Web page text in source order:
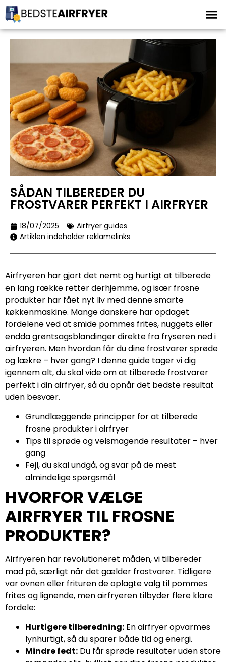
SÅDAN TILBEREDER DU
FROSTVARER PERFEKT I AIRFRYER
18/07/2025
Airfryer guides
Artiklen indeholder reklamelinks
Airfryeren har gjort det nemt og hurtigt at tilberede
en lang række retter derhjemme, og især frosne
produkter har fået nyt liv med denne smarte
køkkenmaskine. Mange danskere har opdaget
fordelene ved at smide pommes frites, nuggets eller
endda grøntsagsblandinger direkte fra fryseren ned i
airfryeren. Men hvordan får du dine frostvarer sprøde
og lækre – hver gang? I denne guide tager vi dig
igennem alt, du skal vide om at tilberede frostvarer
perfekt i din airfryer, så du opnår det bedste resultat
uden besvær.
Grundlæggende principper for at tilberede
frosne produkter i airfryer
Tips til sprøde og velsmagende resultater – hver
gang
Fejl, du skal undgå, og svar på de mest
almindelige spørgsmål
HVORFOR VÆLGE
AIRFRYER TIL FROSNE
PRODUKTER?
Airfryeren har revolutioneret måden, vi tilbereder
mad på, særligt når det gælder frostvarer. Tidligere
var ovnen eller frituren de oplagte valg til pommes
frites og lignende, men airfryeren tilbyder flere klare
fordele:
Hurtigere tilberedning: En airfryer opvarmes
lynhurtigt, så du sparer både tid og energi.
Mindre fedt: Du får sprøde resultater uden store